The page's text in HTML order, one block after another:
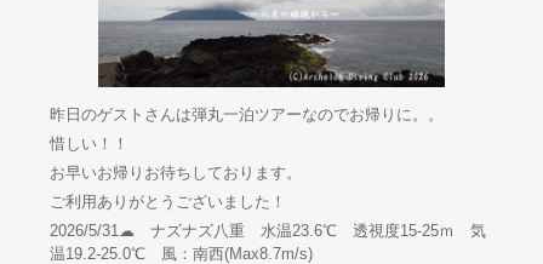
昨日のゲストさんは弾丸一泊ツアーなのでお帰りに。。
惜しい！！
お早いお帰りお待ちしております。
ご利用ありがとうございました！
2026/5/31☁ ナズナズ八重 水温23.6℃ 透視度15-25ｍ 気
温19.2-25.0℃ 風：南西(Max8.7m/s)